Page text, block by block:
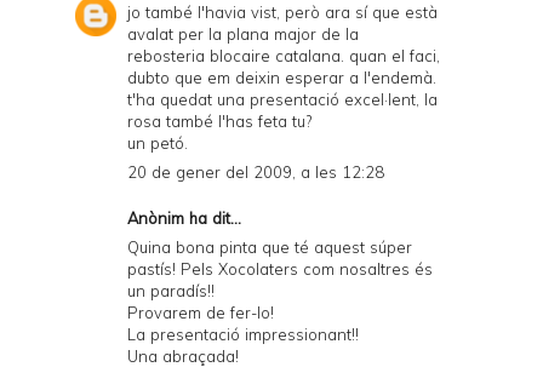
jo també l'havia vist, però ara sí que està
avalat per la plana major de la
rebosteria blocaire catalana. quan el faci,
dubto que em deixin esperar a l'endemà.
t'ha quedat una presentació excel·lent, la
rosa també l'has feta tu?
un petó.
20 de gener del 2009, a les 12:28
Anònim ha dit...
Quina bona pinta que té aquest súper
pastís! Pels Xocolaters com nosaltres és
un paradís!!
Provarem de fer-lo!
La presentació impressionant!!
Una abraçada!